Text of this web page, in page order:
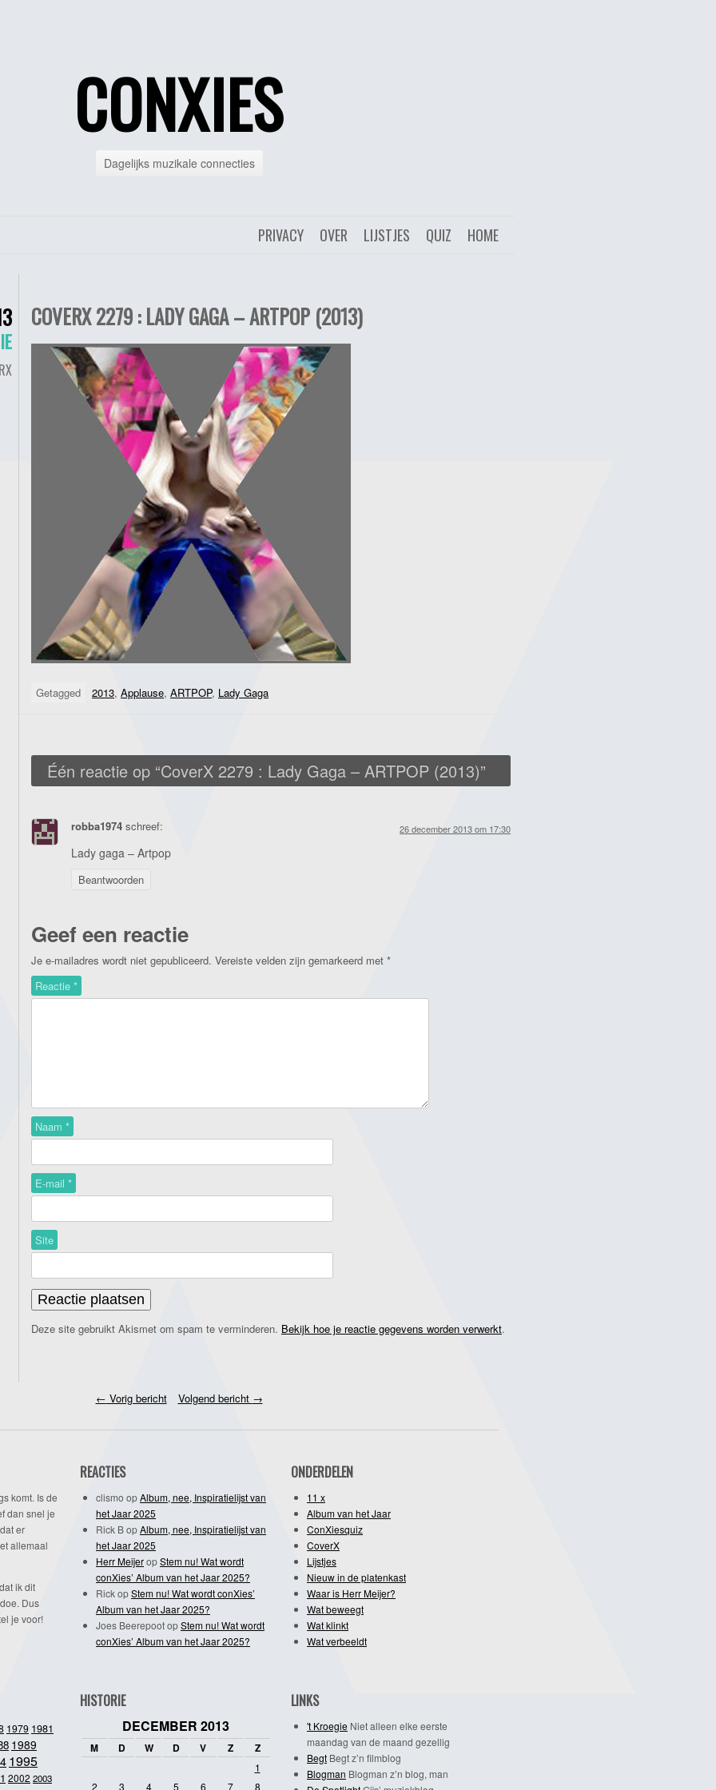
CONXIES
Dagelijks muzikale connecties
HOME
QUIZ
LIJSTJES
OVER
PRIVACY
COVERX 2279 : LADY GAGA – ARTPOP (2013)
Getagged 2013, Applause, ARTPOP, Lady Gaga
Één reactie op “CoverX 2279 : Lady Gaga – ARTPOP (2013)”
robba1974 schreef: 26 december 2013 om 17:30
Lady gaga – Artpop
Beantwoorden
Geef een reactie
Je e-mailadres wordt niet gepubliceerd. Vereiste velden zijn gemarkeerd met *
Reactie *
Naam *
E-mail *
Site
Deze site gebruikt Akismet om spam te verminderen. Bekijk hoe je reactie gegevens worden verwerkt.
← Vorig bericht Volgend bericht →
komt. Is de
dan snel je
er
allemaal
ik dit
Dus
je voor!
REACTIES
clismo opAlbum, nee, Inspiratielijst van
het Jaar 2025
Rick BopAlbum, nee, Inspiratielijst van
het Jaar 2025
Herr MeijeropStem nu! Wat wordt
conXies’ Album van het Jaar 2025?
RickopStem nu! Wat wordt conXies’
Album van het Jaar 2025?
Joes BeerepootopStem nu! Wat wordt
conXies’ Album van het Jaar 2025?
ONDERDELEN
11 x
Album van het Jaar
ConXiesquiz
CoverX
Lijstjes
Nieuw in de platenkast
Waar is Herr Meijer?
Wat beweegt
Wat klinkt
Wat verbeeldt
1979 1981
1989
1995
2002 2003
HISTORIE
DECEMBER 2013
M D W D V Z Z
1
2
3 4 5 6 7 8
LINKS
't Kroegie Niet alleen elke eerste
maandag van de maand gezellig
Begt Begt z’n filmblog
Blogman Blogman z’n blog, man